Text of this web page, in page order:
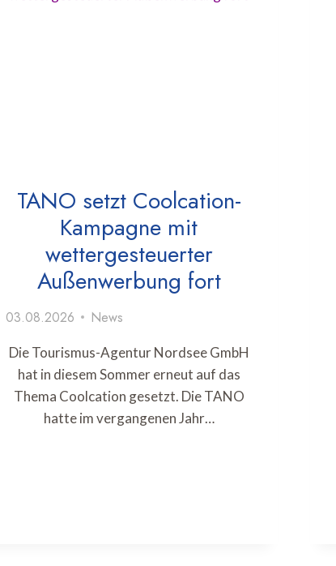
TANO setzt Coolcation-
Kampagne mit
wettergesteuerter
Außenwerbung fort
03.08.2026 News
Die Tourismus-Agentur Nordsee GmbH
hat in diesem Sommer erneut auf das
Thema Coolcation gesetzt. Die TANO
hatte im vergangenen Jahr…